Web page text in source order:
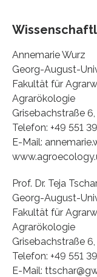
Annemarie Wurz
Georg-August-
Fakultät für
Agrarökologie
Grisebachstraße
Telefon: +49 551
E-Mail:
Prof. Dr. Teja
Georg-August-
Fakultät für
Agrarökologie
Grisebachstraße
Telefon: +49 551
E-Mail: